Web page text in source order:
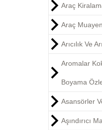
Araç
Araç
Arıcılık Ve
Aromalar
Boyama
Asansörler
Aşındırıcı